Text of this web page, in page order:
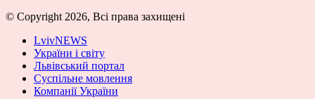
© Copyright 2026, Всі права захищені
LvivNEWS
України і світу
Львівський портал
Суспільне мовлення
Компанії України